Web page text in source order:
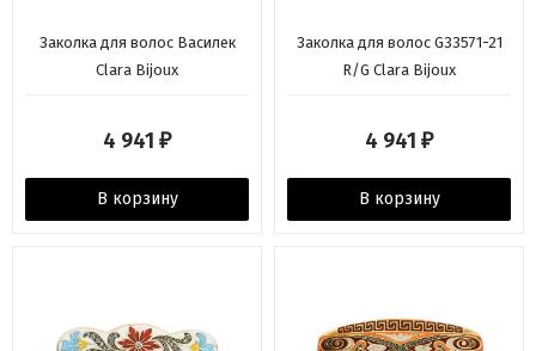
Заколка для волос Василек
Clara Bijoux
4 941 ₽
В корзину
Заколка для волос G33571-21
R/G Clara Bijoux
4 941 ₽
В корзину